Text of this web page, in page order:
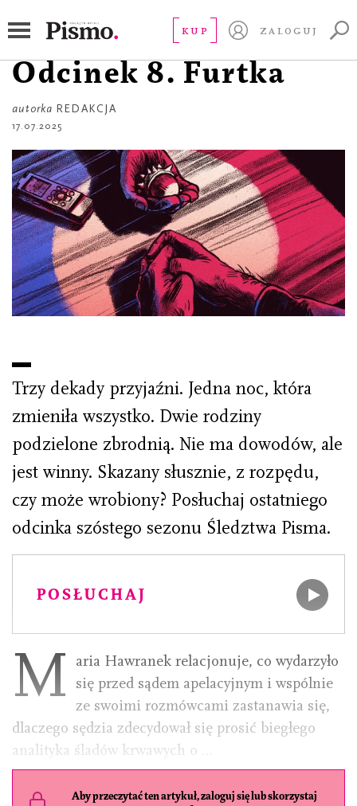
KUP ZALOGUJ
Śledztwo Pisma 6.
Odcinek 8. Furtka
autorka REDAKCJA
17.07.2025
Trzy dekady przyjaźni. Jedna noc, która
zmieniła wszystko. Dwie rodziny
podzielone zbrodnią. Nie ma dowodów, ale
jest winny. Skazany słusznie, z rozpędu,
czy może wrobiony? Posłuchaj ostatniego
odcinka szóstego sezonu Śledztwa Pisma.
POSŁUCHAJ
M
aria Hawranek relacjonuje, co wydarzyło
się przed sądem apelacyjnym i wspólnie
ze swoimi rozmówcami zastanawia się,
dlaczego sędzia zdecydował się prosić biegłego
analityka śladów krwawych o …
Aby przeczytać ten artykuł, zaloguj się lub skorzystaj